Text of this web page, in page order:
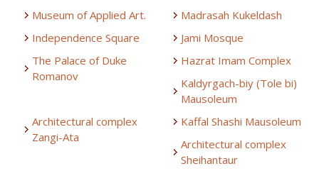
Museum of Applied Art.
Madrasah Kukeldash
Independence Square
Jami Mosque
The Palace of Duke
Romanov
Hazrat Imam Complex
Kaldyrgach-biy (Tole bi)
Mausoleum
Architectural complex
Zangi-Ata
Kaffal Shashi Mausoleum
Architectural complex
Sheihantaur